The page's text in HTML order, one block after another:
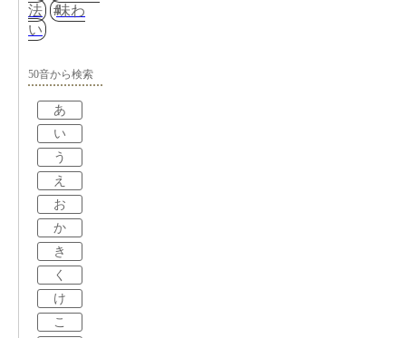
法
味わ
い
50音から検索
あ
い
う
え
お
か
き
く
け
こ